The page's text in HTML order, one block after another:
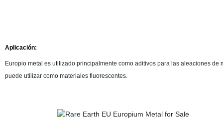
Aplicación:
Europio metal es utilizado principalmente como aditivos para las aleaciones
puede utilizar como materiales fluorescentes.